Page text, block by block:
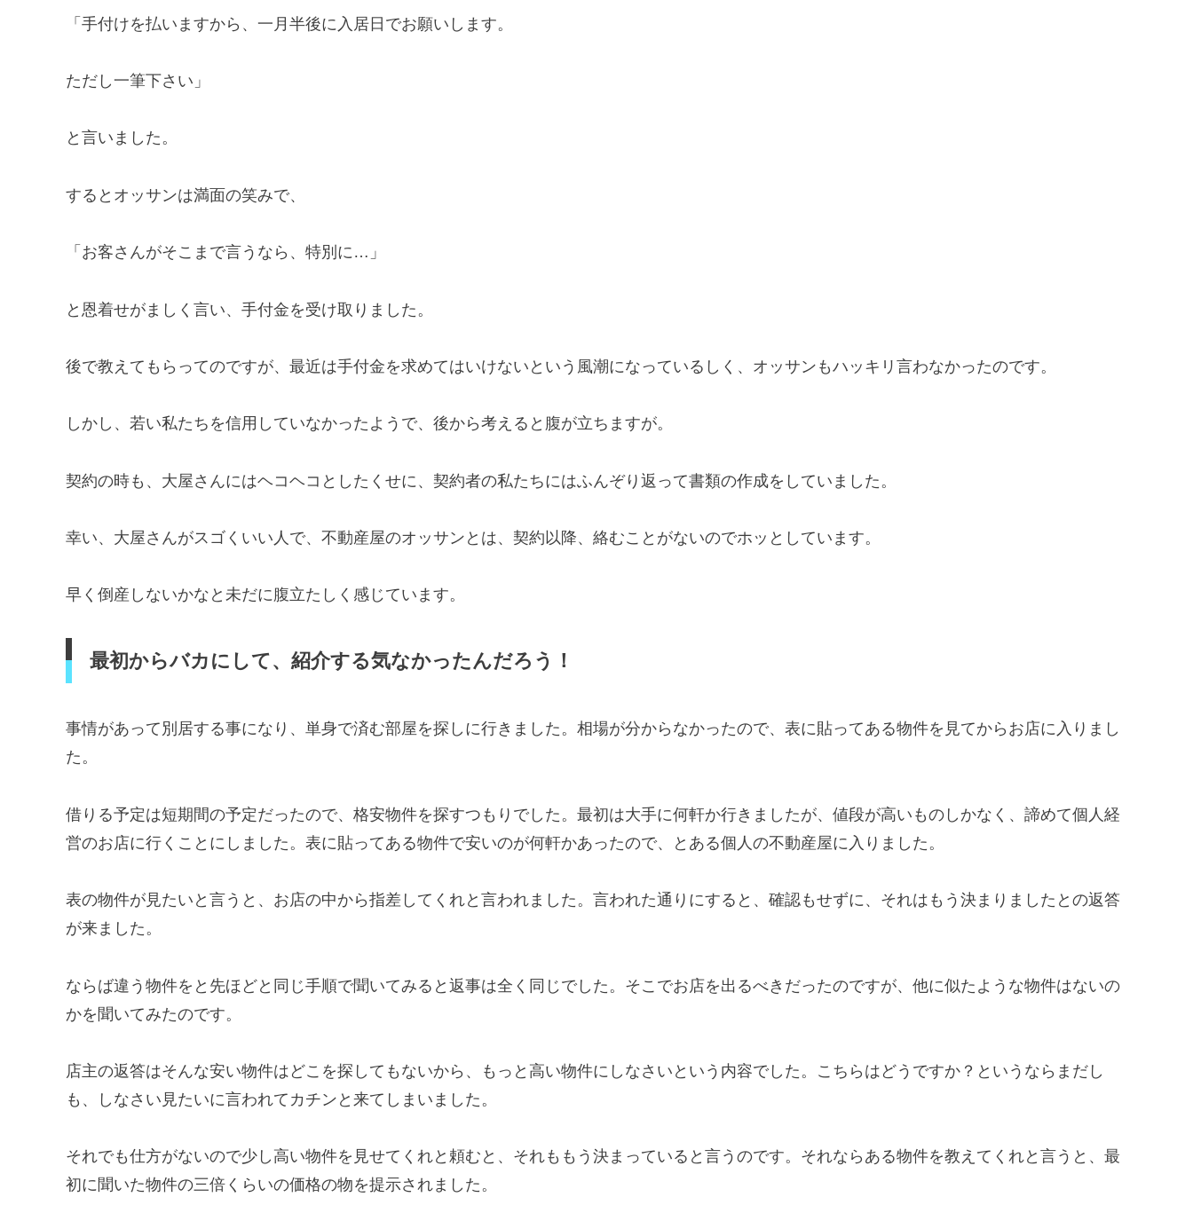
「手付けを払いますから、一月半後に入居日でお願いします。
ただし一筆下さい」
と言いました。
するとオッサンは満面の笑みで、
「お客さんがそこまで言うなら、特別に…」
と恩着せがましく言い、手付金を受け取りました。
後で教えてもらってのですが、最近は手付金を求めてはいけないという風潮になっているしく、オッサンもハッキリ言わなかったのです。
しかし、若い私たちを信用していなかったようで、後から考えると腹が立ちますが。
契約の時も、大屋さんにはヘコヘコとしたくせに、契約者の私たちにはふんぞり返って書類の作成をしていました。
幸い、大屋さんがスゴくいい人で、不動産屋のオッサンとは、契約以降、絡むことがないのでホッとしています。
早く倒産しないかなと未だに腹立たしく感じています。
最初からバカにして、紹介する気なかったんだろう！
事情があって別居する事になり、単身で済む部屋を探しに行きました。相場が分からなかったので、表に貼ってある物件を見てからお店に入りまし
た。
借りる予定は短期間の予定だったので、格安物件を探すつもりでした。最初は大手に何軒か行きましたが、値段が高いものしかなく、諦めて個人経
営のお店に行くことにしました。表に貼ってある物件で安いのが何軒かあったので、とある個人の不動産屋に入りました。
表の物件が見たいと言うと、お店の中から指差してくれと言われました。言われた通りにすると、確認もせずに、それはもう決まりましたとの返答
が来ました。
ならば違う物件をと先ほどと同じ手順で聞いてみると返事は全く同じでした。そこでお店を出るべきだったのですが、他に似たような物件はないの
かを聞いてみたのです。
店主の返答はそんな安い物件はどこを探してもないから、もっと高い物件にしなさいという内容でした。こちらはどうですか？というならまだし
も、しなさい見たいに言われてカチンと来てしまいました。
それでも仕方がないので少し高い物件を見せてくれと頼むと、それももう決まっていると言うのです。それならある物件を教えてくれと言うと、最
初に聞いた物件の三倍くらいの価格の物を提示されました。